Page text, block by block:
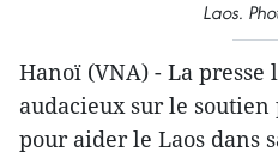
Laos.
Hanoï (VNA) - La
audacieux sur le
pour aider le Laos dans